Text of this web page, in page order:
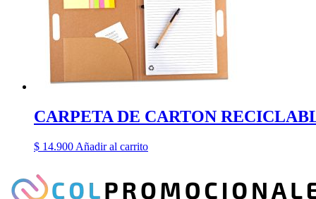
CARPETA DE CARTON
$ 14.900 Añadir al carrito